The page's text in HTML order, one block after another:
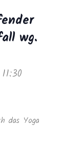
wg.
11:30
das Yoga